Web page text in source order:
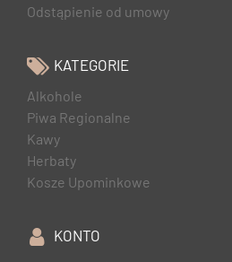
Odstąpienie od umowy
KATEGORIE
Alkohole
Piwa Regionalne
Kawy
Herbaty
Kosze Upominkowe
KONTO